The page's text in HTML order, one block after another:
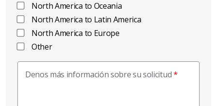
North America to Oceania
North America to Latin America
North America to Europe
Other
Denos más información sobre su solicitud